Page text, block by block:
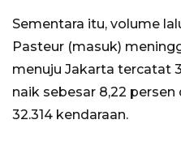
Sementara itu, volume
Pasteur (masuk)
menuju Jakarta tercatat
naik sebesar 8,22
32.314 kendaraan.